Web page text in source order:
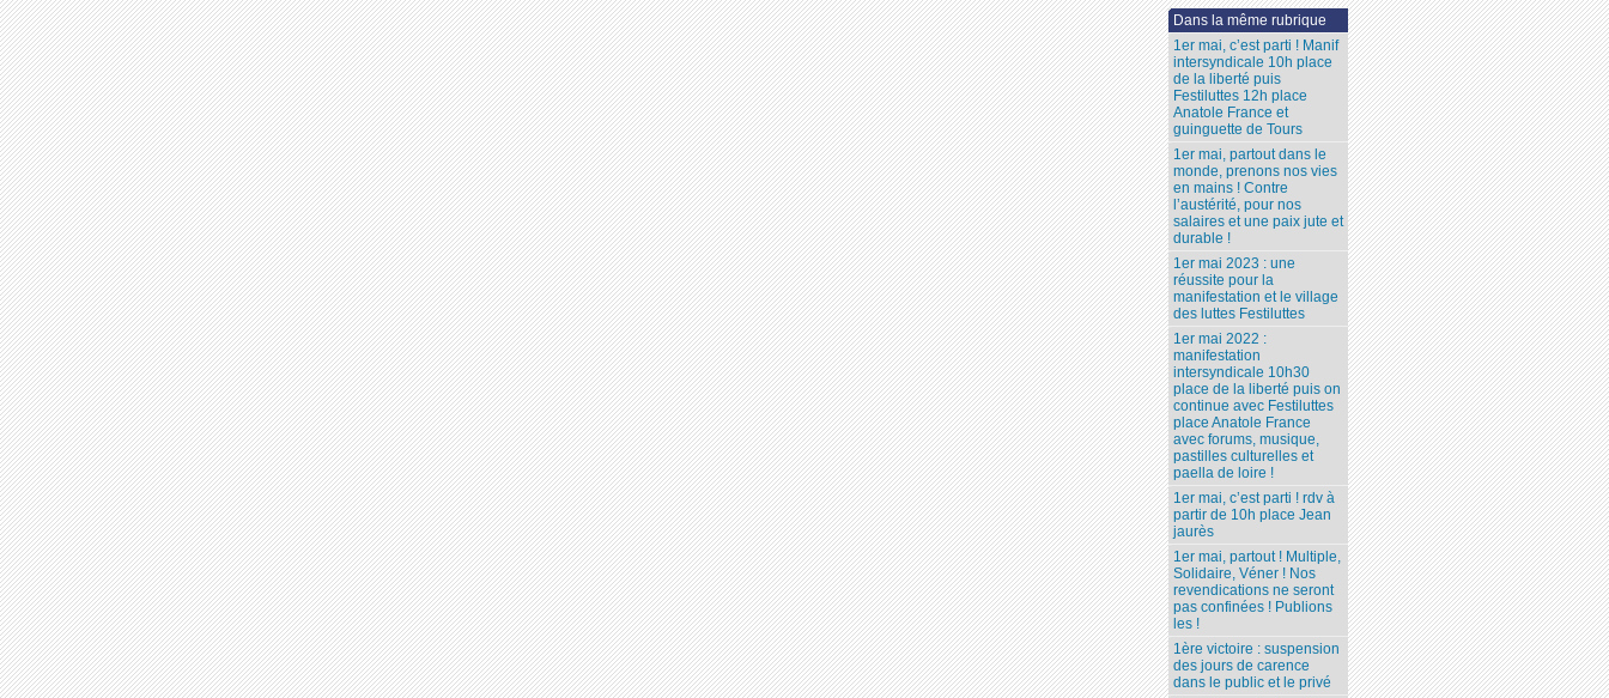
Dans la même rubrique
1er mai, c’est parti ! Manif
intersyndicale 10h place
de la liberté puis
Festiluttes 12h place
Anatole France et
guinguette de Tours
1er mai, partout dans le
monde, prenons nos vies
en mains ! Contre
l’austérité, pour nos
salaires et une paix jute et
durable !
1er mai 2023 : une
réussite pour la
manifestation et le village
des luttes Festiluttes
1er mai 2022 :
manifestation
intersyndicale 10h30
place de la liberté puis on
continue avec Festiluttes
place Anatole France
avec forums, musique,
pastilles culturelles et
paella de loire !
1er mai, c’est parti ! rdv à
partir de 10h place Jean
jaurès
1er mai, partout ! Multiple,
Solidaire, Véner ! Nos
revendications ne seront
pas confinées ! Publions
les !
1ère victoire : suspension
des jours de carence
dans le public et le privé